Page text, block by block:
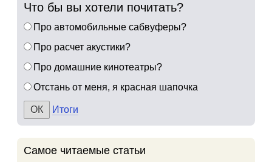
Что бы вы хотели почитать?
Про автомобильные сабвуферы?
Про расчет акустики?
Про домашние кинотеатры?
Отстань от меня, я красная шапочка
Итоги
Самое читаемые статьи